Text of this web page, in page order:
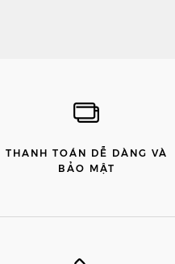
THANH TOÁN DỄ DÀNG VÀ
BẢO MẬT